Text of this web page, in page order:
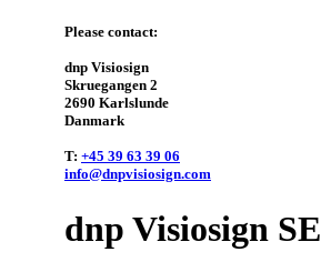
Please contact:
dnp Visiosign
Skruegangen 2
2690 Karlslunde
Danmark
T: +45 39 63 39 06
info@dnpvisiosign.com
dnp Visiosign SE